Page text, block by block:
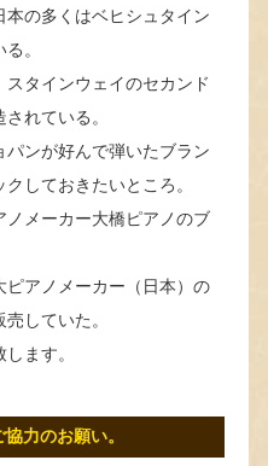
の多くはベヒシュタイン
。
タインウェイのセカンド
れている。
ンが好んで弾いたブラン
しておきたいところ。
メーカー大橋ピアノのブ
アノメーカー（日本）の
していた。
ます。
力のお願い。